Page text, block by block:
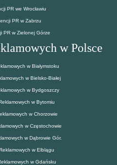
PR we Wrocławiu
PR w Zabrzu
PR w Zielonej Górze
w Polsce
w Białymstoku
w Bielsko-Białej
w Bydgoszczy
w Bytomiu
w Chorzowie
w Częstochowie
w Dąbrowie Gór.
w Elblągu
w Gdańsku